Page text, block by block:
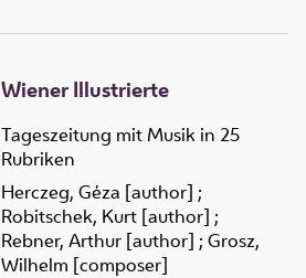
Wiener Illustrierte
Tageszeitung mit Musik in 25
Rubriken
Herczeg, Géza [author] ;
Robitschek, Kurt [author] ;
Rebner, Arthur [author] ; Grosz,
Wilhelm [composer]